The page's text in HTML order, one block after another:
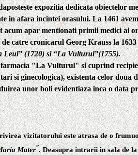
expozitia dedicata obiectelor
in afara incintei orasului. La1461
acum apar mentionati primii medici ai
catre cronicarulGeorg Kraussla1633
(1720) si “La Vulturul”(1755).
farmacia "La Vulturul" si cuprind
si ginecologica), existenta celor doua
unor boli evidentiaza inca o data
vizitatorului este atrasa de o
Mater”.Deasupra intrarii in sala de